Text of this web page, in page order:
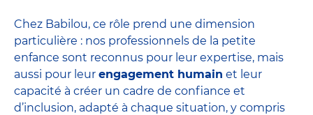
Chez Babilou, ce rôle prend une dimension
particulière : nos professionnels de la petite
enfance sont reconnus pour leur expertise, mais
aussi pour leur engagement humain et leur
capacité à créer un cadre de confiance et
d’inclusion, adapté à chaque situation, y compris